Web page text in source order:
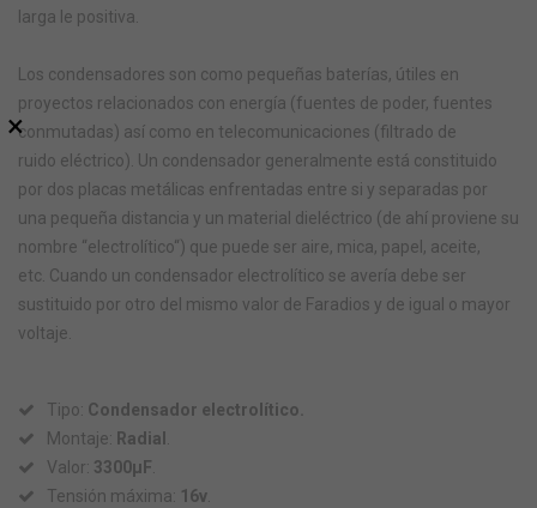
larga le positiva.
Los condensadores son como pequeñas baterías, útiles en
proyectos relacionados con energía (fuentes de poder, fuentes
conmutadas) así como en telecomunicaciones (filtrado de
ruido eléctrico). Un condensador generalmente está constituido
por dos placas metálicas enfrentadas entre si y separadas por
una pequeña distancia y un material dieléctrico (de ahí proviene su
nombre “electrolítico“) que puede ser aire, mica, papel, aceite,
etc. Cuando un condensador electrolítico se avería debe ser
sustituido por otro del mismo valor de Faradios y de igual o mayor
voltaje.
Tipo: Condensador electrolítico.
Montaje: Radial .
Valor: 3300µF.
Tensión máxima: 16v.
×